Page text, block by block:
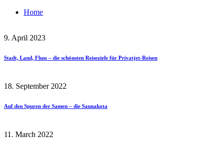
Home
9. April 2023
Stadt, Land, Fluss – die schönsten Reiseziele für Privatjet-Reisen
18. September 2022
Auf den Spuren der Samen – die Saunakota
11. March 2022